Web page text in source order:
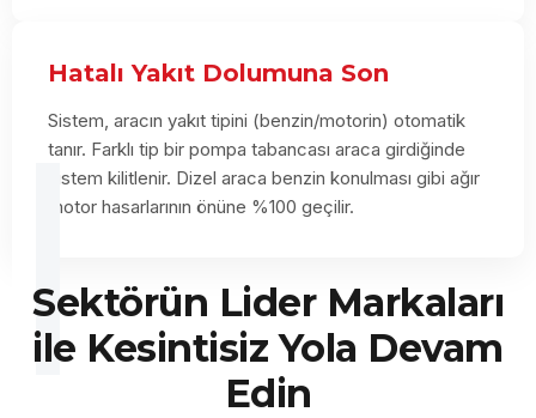
Hatalı Yakıt Dolumuna Son
Sistem, aracın yakıt tipini (benzin/motorin) otomatik
tanır. Farklı tip bir pompa tabancası araca girdiğinde
sistem kilitlenir. Dizel araca benzin konulması gibi ağır
motor hasarlarının önüne %100 geçilir.
Sektörün Lider Markaları
ile Kesintisiz Yola Devam
Edin